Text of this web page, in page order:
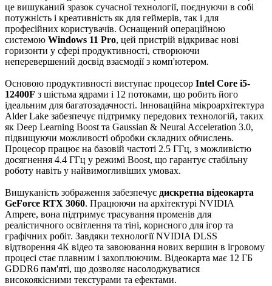
це вишуканий зразок сучасної технології, поєднуючи в собі
потужність і креативність як для геймерів, так і для
професійних користувачів. Оснащений операційною
системою Windows 11 Pro, цей пристрій відкриває нові
горизонти у сфері продуктивності, створюючи
неперевершений досвід взаємодії з комп'ютером.
Основою продуктивності виступає процесор Intel Core i5-
12400F з шістьма ядрами і 12 потоками, що робить його
ідеальним для багатозадачності. Інноваційна мікроархітектура
Alder Lake забезпечує підтримку передових технологій, таких
як Deep Learning Boost та Gaussian & Neural Acceleration 3.0,
підвищуючи можливості обробки складних обчислень.
Процесор працює на базовій частоті 2.5 ГГц, з можливістю
досягнення 4.4 ГГц у режимі Boost, що гарантує стабільну
роботу навіть у найвимогливіших умовах.
Вишуканість зображення забезпечує дискретна відеокарта
GeForce RTX 3060. Працюючи на архітектурі NVIDIA
Ampere, вона підтримує трасування променів для
реалістичного освітлення та тіні, корисного для ігор та
графічних робіт. Завдяки технології NVIDIA DLSS
відтворення 4К відео та завоювання нових вершин в ігровому
процесі стає плавним і захоплюючим. Відеокарта має 12 ГБ
GDDR6 пам'яті, що дозволяє насолоджуватися
високоякісними текстурами та ефектами.